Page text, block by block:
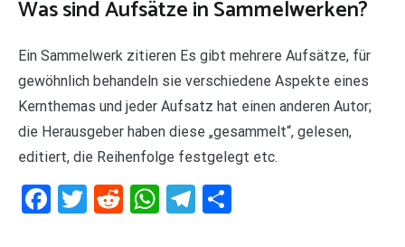
Was sind Aufsätze in Sammelwerken?
Ein Sammelwerk zitieren Es gibt mehrere Aufsätze, für
gewöhnlich behandeln sie verschiedene Aspekte eines
Kernthemas und jeder Aufsatz hat einen anderen Autor;
die Herausgeber haben diese „gesammelt“, gelesen,
editiert, die Reihenfolge festgelegt etc.
Facebook
Twitter
RedditWhatsApp
Telegram